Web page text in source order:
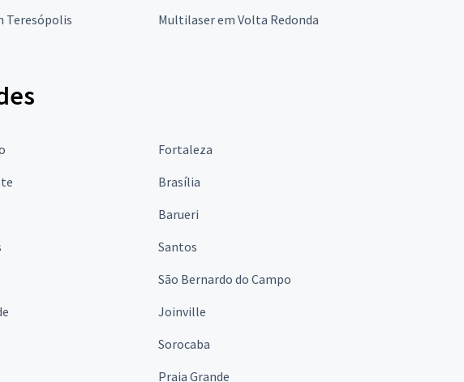
Teresópolis Multilaser em Volta Redonda
Fortaleza
Brasília
Barueri
Santos
São Bernardo do Campo
Joinville
Sorocaba
Praia Grande